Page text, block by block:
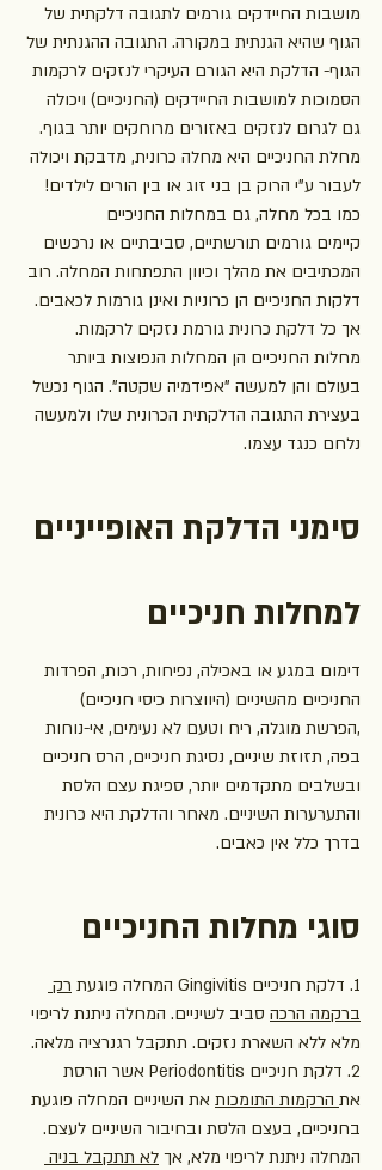
מושבות החיידקים גורמים לתגובה דלקתית של
הגוף שהיא הגנתית במקורה. התגובה ההגנתית של
הגוף- הדלקת היא הגורם העיקרי לנזקים לרקמות
הסמוכות למושבות החיידקים (החניכיים) ויכולה
גם לגרום לנזקים באזורים מרוחקים יותר בגוף.
מחלת החניכיים היא מחלה כרונית, מדבקת ויכולה
לעבור ע"י הרוק בן בני זוג או בין הורים לילדים!
כמו בכל מחלה, גם במחלות החניכיים
קיימים גורמים תורשתיים, סביבתיים או נרכשים
המכתיבים את מהלך וכיוון התפתחות המחלה. רוב
דלקות החניכיים הן כרוניות ואינן גורמות לכאבים.
אך כל דלקת כרונית גורמת נזקים לרקמות.
מחלות החניכיים הן המחלות הנפוצות ביותר
בעולם והן למעשה "אפידמיה שקטה". הגוף נכשל
בעצירת התגובה הדלקתית הכרונית שלו ולמעשה
נלחם כנגד עצמו.
סימני הדלקת האופייניים
למחלות חניכיים
דימום במגע או באכילה, נפיחות, רכות, הפרדות
החניכיים מהשיניים (היווצרות כיסי חניכיים)
,הפרשת מוגלה, ריח וטעם לא נעימים, אי-נוחות
בפה, תזוזת שיניים, נסיגת חניכיים, הרס חניכיים
ובשלבים מתקדמים יותר, ספיגת עצם הלסת
והתערערות השיניים. מאחר והדלקת היא כרונית
בדרך כלל אין כאבים.
סוגי מחלות החניכיים
1. דלקת חניכיים Gingivitis המחלה פוגעת
רק
ברקמה הרכה סביב לשיניים. המחלה ניתנת לריפוי
מלא ללא השארת נזקים. תתקבל רגנרציה מלאה.
2. דלקת חניכיים Periodontitis אשר הורסת
את הרקמות התומכות את השיניים המחלה פוגעת
בחניכיים, בעצם הלסת ובחיבור השיניים לעצם.
המחלה ניתנת לריפוי מלא, אך לא תתקבל בניה